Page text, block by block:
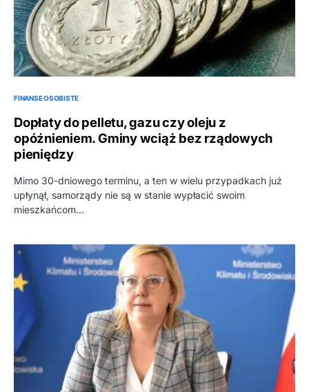
FINANSE OSOBISTE
Dopłaty do pelletu, gazu czy oleju z
opóźnieniem. Gminy wciąż bez rządowych
pieniędzy
Mimo 30-dniowego terminu, a ten w wielu przypadkach już
upłynął, samorządy nie są w stanie wypłacić swoim
mieszkańcom…